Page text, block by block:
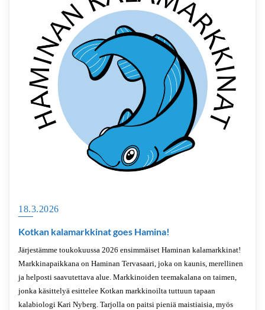
18.3.2026
Kotkan kalamarkkinat goes Hamina!
Järjestämme toukokuussa 2026 ensimmäiset Haminan kalamarkkinat!
Markkinapaikkana on Haminan Tervasaari, joka on kaunis, merellinen
ja helposti saavutettava alue. Markkinoiden teemakalana on taimen,
jonka käsittelyä esittelee Kotkan markkinoilta tuttuun tapaan
kalabiologi Kari Nyberg. Tarjolla on paitsi pieniä maistiaisia, myös